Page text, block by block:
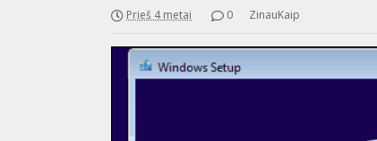
Prieš 4 metai 0 ZinauKaip